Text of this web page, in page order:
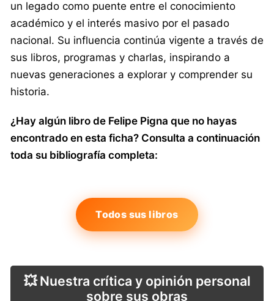
un legado como puente entre el conocimiento
académico y el interés masivo por el pasado
nacional. Su influencia continúa vigente a través de
sus libros, programas y charlas, inspirando a
nuevas generaciones a explorar y comprender su
historia.
¿Hay algún libro de Felipe Pigna que no hayas
encontrado en esta ficha? Consulta a continuación
toda su bibliografía completa:
Todos sus libros
💥 Nuestra crítica y opinión personal
sobre sus obras